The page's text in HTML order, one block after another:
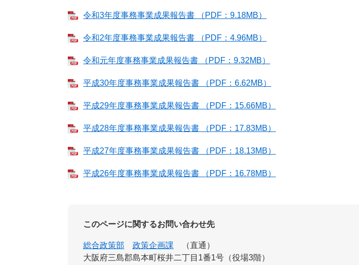
令和3年度事務事業成果報告書 （PDF：9.18MB）
令和2年度事務事業成果報告書 （PDF：4.96MB）
令和元年度事務事業成果報告書 （PDF：9.32MB）
平成30年度事務事業成果報告書 （PDF：6.62MB）
平成29年度事務事業成果報告書 （PDF：15.66MB）
平成28年度事務事業成果報告書 （PDF：17.83MB）
平成27年度事務事業成果報告書 （PDF：18.13MB）
平成26年度事務事業成果報告書 （PDF：16.78MB）
このページに関するお問い合わせ先
総合政策部 政策企画課
直通
大阪府三島郡島本町桜井二丁目1番1号（役場3階）